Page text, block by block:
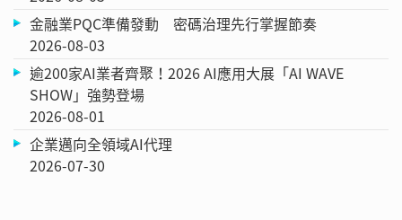
金融業PQC準備發動 密碼治理先行掌握節奏
2026-08-03
逾200家AI業者齊聚！2026 AI應用大展「AI WAVE
SHOW」強勢登場
2026-08-01
企業邁向全領域AI代理
2026-07-30